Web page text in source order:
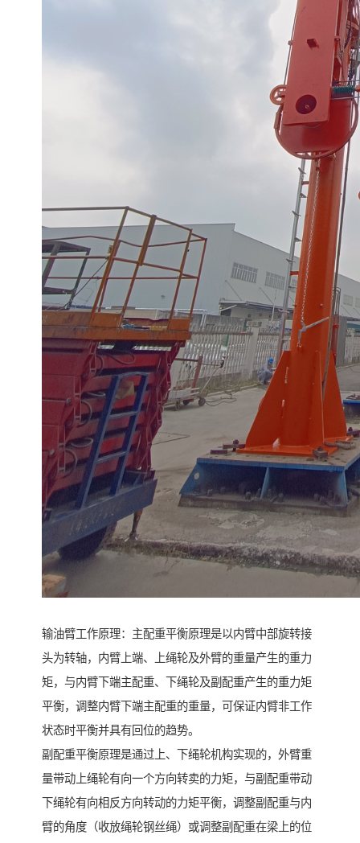
输油臂工作原理：主配重平衡原理是以内臂中部旋转接
头为转轴，内臂上端、上绳轮及外臂的重量产生的重力
矩，与内臂下端主配重、下绳轮及副配重产生的重力矩
平衡，调整内臂下端主配重的重量，可保证内臂非工作
状态时平衡并具有回位的趋势。
副配重平衡原理是通过上、下绳轮机构实现的，外臂重
量带动上绳轮有向一个方向转卖的力矩，与副配重带动
下绳轮有向相反方向转动的力矩平衡，调整副配重与内
臂的角度（收放绳轮钢丝绳）或调整副配重在梁上的位